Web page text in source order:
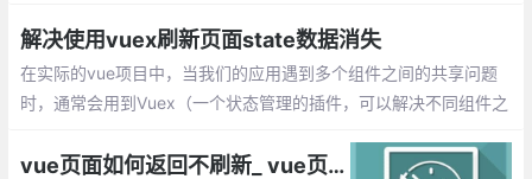
解决使用vuex刷新页面state数据消失
在实际的vue项目中，当我们的应用遇到多个组件之间的共享问题
时，通常会用到Vuex（一个状态管理的插件，可以解决不同组件之
题。
vue页面如何返回不刷新_ vue页面撤退不能返回到顶部的实现